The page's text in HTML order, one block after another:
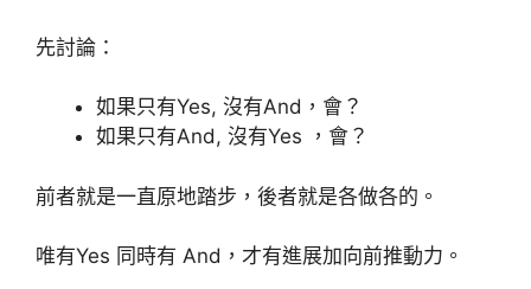
先討論：
如果只有Yes, 沒有And，會？
如果只有And, 沒有Yes ，會？
前者就是一直原地踏步，後者就是各做各的。
唯有Yes 同時有 And，才有進展加向前推動力。